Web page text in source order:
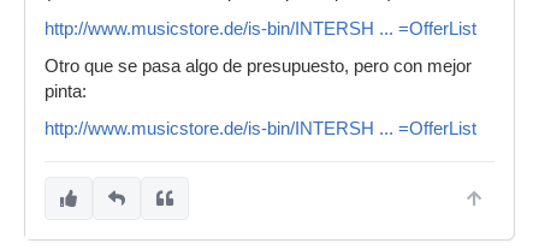
http://www.musicstore.de/is-bin/INTERSH ... =OfferList
Otro que se pasa algo de presupuesto, pero con mejor
pinta:
http://www.musicstore.de/is-bin/INTERSH ... =OfferList